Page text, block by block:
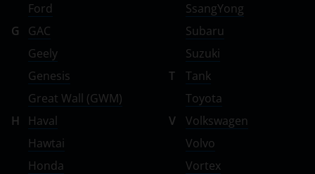
Ford
G
GAC
Geely
Genesis
Great Wall (GWM)
H
Haval
Hawtai
Honda
SsangYong
Subaru
Suzuki
T
Tank
Toyota
V
Volkswagen
Volvo
Vortex